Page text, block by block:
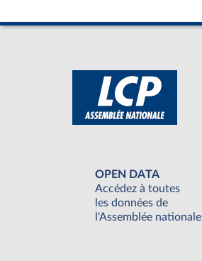
OPEN DATA
Accédez à toutes
les données de
l'Assemblée nationale